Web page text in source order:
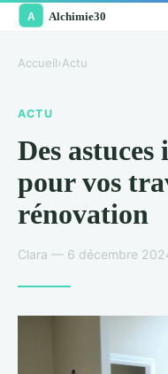
Accueil›Actu
ACTU
Des
pour vos
rénovation
Clara — 6 décembre